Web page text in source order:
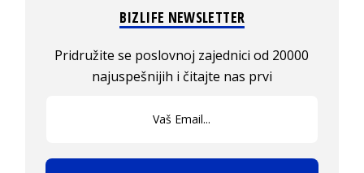
BIZLIFE NEWSLETTER
Pridružite se poslovnoj zajednici od 20000
najuspešnijih i čitajte nas prvi